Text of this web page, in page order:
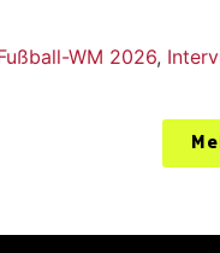
WM 2026,